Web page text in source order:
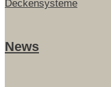
Deckensysteme
News